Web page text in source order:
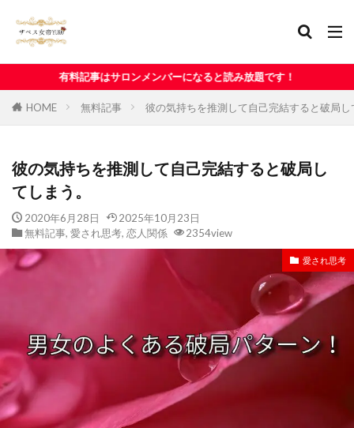
ンメンバーになると読み放題です！
HOME 無料記事 彼の気持ちを推測して自己完結すると破局し
彼の気持ちを推測して自己完結すると破局し
てしまう。
2020年6月28日
2025年10月23日
無料記事, 愛され思考, 恋人関係 2354view
愛され思考